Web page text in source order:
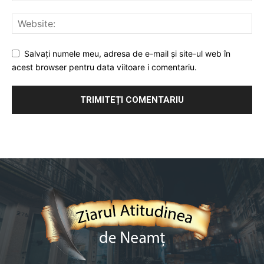
Salvați numele meu, adresa de e-mail și site-ul web în
acest browser pentru data viitoare i comentariu.